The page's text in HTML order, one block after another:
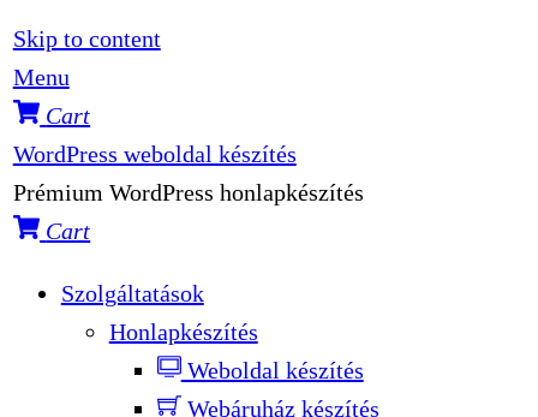
Skip to content
Menu
Cart
WordPress weboldal készítés
Prémium WordPress honlapkészítés
Cart
Szolgáltatások
Honlapkészítés
Weboldal készítés
Webáruház készítés